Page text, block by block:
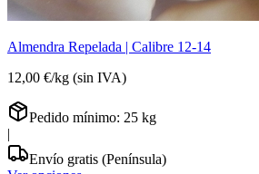
Almendra Repelada | Calibre 12-14
12,00 €/kg (sin IVA)
Pedido mínimo: 25 kg
|
Envío gratis (Península)